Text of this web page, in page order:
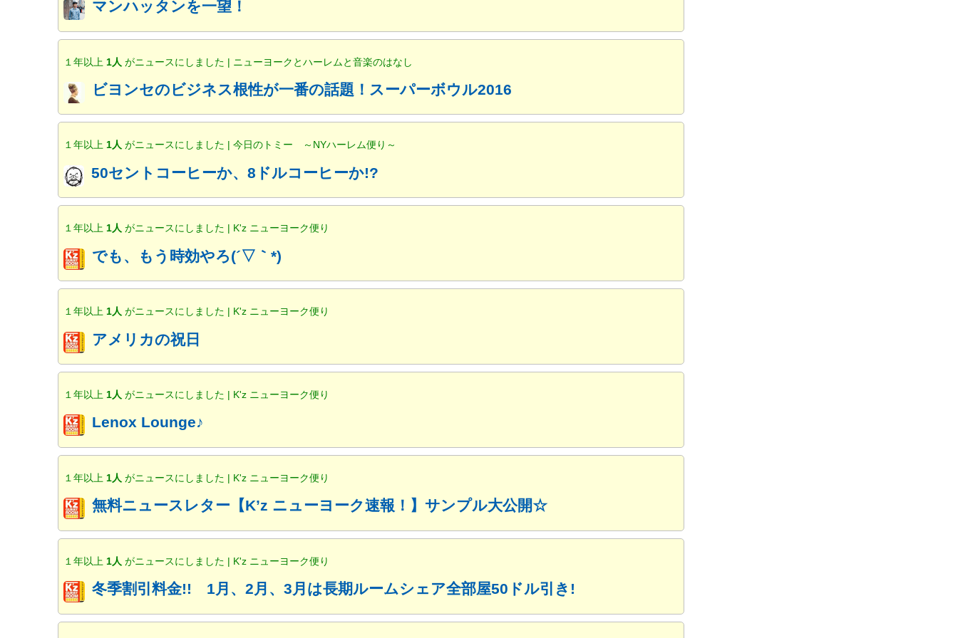
マンハッタンを一望！
１年以上 1人がニュースにしました | ニューヨークとハーレムと音楽のはなし
ビヨンセのビジネス根性が一番の話題！スーパーボウル2016
１年以上1人がニュースにしました | 今日のトミー ～NYハーレム便り～
50セントコーヒーか、8ドルコーヒーか!?
１年以上1人がニュースにしました | K'z ニューヨーク便り
でも、もう時効やろ(´▽｀*)
１年以上 1人がニュースにしました | K'z ニューヨーク便り
アメリカの祝日
１年以上 1人がニュースにしました | K'z ニューヨーク便り
Lenox Lounge♪
１年以上 1人がニュースにしました | K'z ニューヨーク便り
無料ニュースレター【K’z ニューヨーク速報！】サンプル大公開☆
１年以上 1人がニュースにしました | K'z ニューヨーク便り
冬季割引料金!! 1月、2月、3月は長期ルームシェア全部屋50ドル引き!